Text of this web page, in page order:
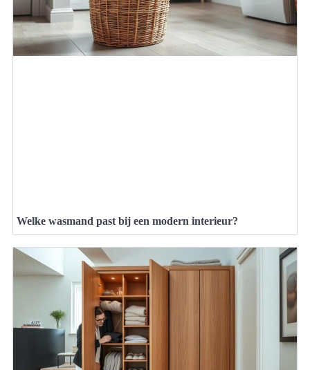
Welke wasmand past bij een modern interieur?